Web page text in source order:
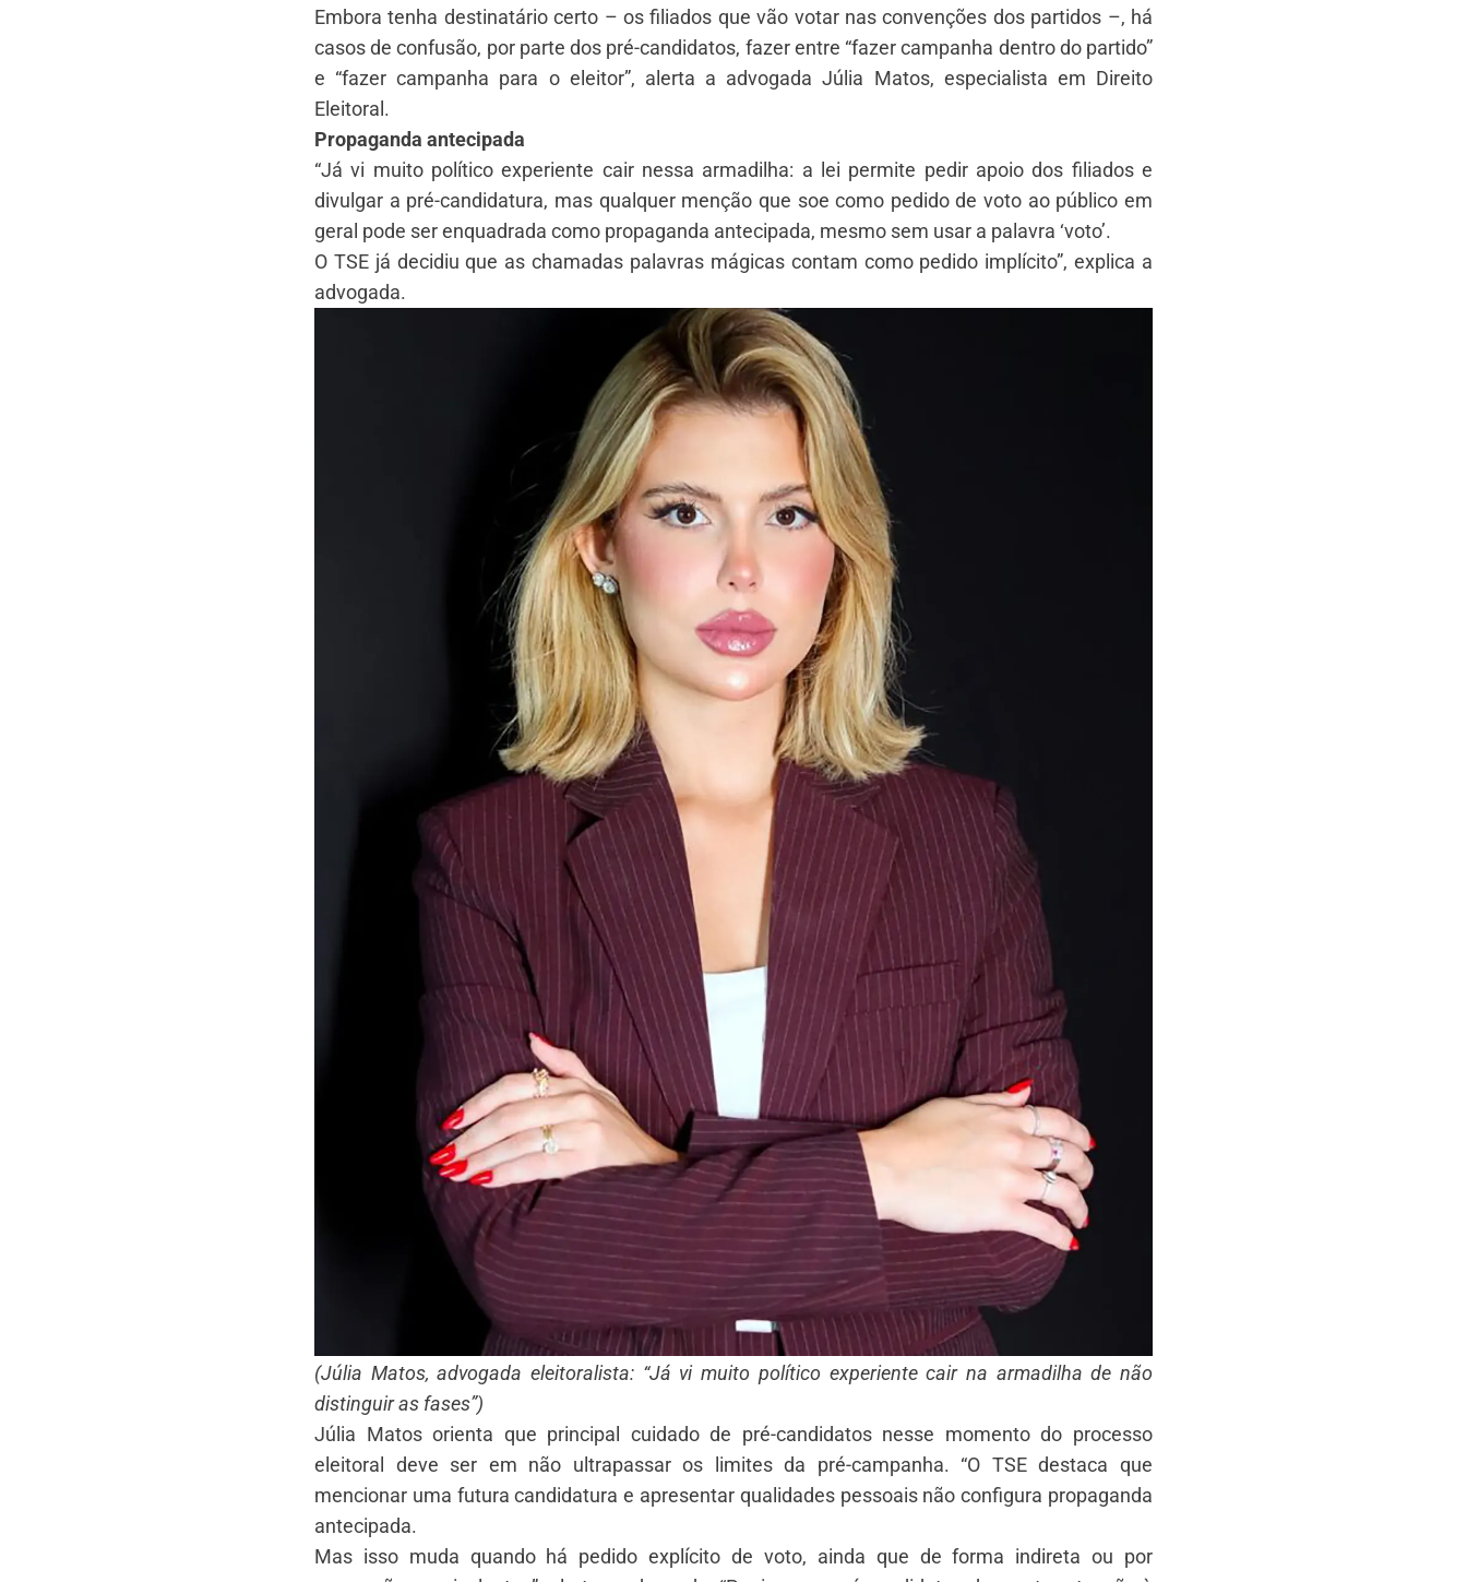
Embora tenha destinatário certo – os filiados que vão votar nas convenções dos partidos –, há
casos de confusão, por parte dos pré-candidatos, fazer entre “fazer campanha dentro do partido”
e “fazer campanha para o eleitor”, alerta a advogada Júlia Matos, especialista em Direito
Eleitoral.
Propaganda antecipada
“Já vi muito político experiente cair nessa armadilha: a lei permite pedir apoio dos filiados e
divulgar a pré-candidatura, mas qualquer menção que soe como pedido de voto ao público em
geral pode ser enquadrada como propaganda antecipada, mesmo sem usar a palavra ‘voto’.
O TSE já decidiu que as chamadas palavras mágicas contam como pedido implícito”, explica a
advogada.
(Júlia Matos, advogada eleitoralista: “Já vi muito político experiente cair na armadilha de não
distinguir as fases”)
Júlia Matos ⁠orienta que principal cuidado de pré-candidatos nesse momento do processo
eleitoral deve ser em não ultrapassar os limites da pré-campanha. “O TSE destaca que
mencionar uma futura candidatura e apresentar qualidades pessoais não configura propaganda
antecipada.
Mas isso muda quando há pedido explícito de voto, ainda que de forma indireta ou por